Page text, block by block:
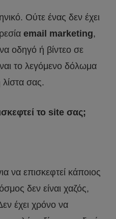
Ούτε ένας δεν έχει
email marketing,
οδηγό ή βίντεο σε
το λεγόμενο δόλωμα
λίστα σας.
το site σας;
να επισκεφτεί κάποιος
δεν είναι χαζός,
έχει χρόνο να